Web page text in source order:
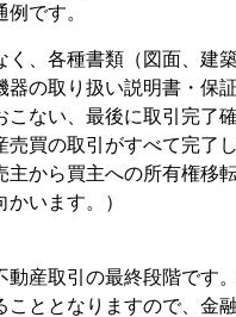
です。
、各種書類（図面、建築
器の取り扱い説明書・保
こない、最後に取引完了
買の取引がすべて完了し
主から買主への所有権移
います。）
動産取引の最終段階です
こととなりますので、金